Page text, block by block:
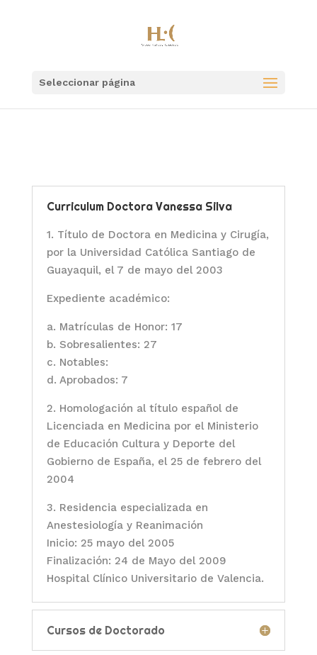
Seleccionar página
Curriculum Doctora Vanessa Silva
1. Título de Doctora en Medicina y Cirugía,
por la Universidad Católica Santiago de
Guayaquil, el 7 de mayo del 2003
Expediente académico:
a. Matrículas de Honor: 17
b. Sobresalientes: 27
c. Notables:
d. Aprobados: 7
2. Homologación al título español de
Licenciada en Medicina por el Ministerio
de Educación Cultura y Deporte del
Gobierno de España, el 25 de febrero del
2004
3. Residencia especializada en
Anestesiología y Reanimación
Inicio: 25 mayo del 2005
Finalización: 24 de Mayo del 2009
Hospital Clínico Universitario de Valencia.
Cursos de Doctorado